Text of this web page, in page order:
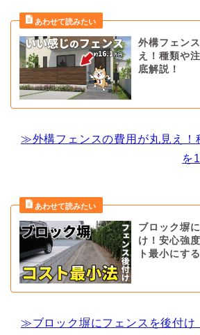
外構フェン
え！種類や
底解説！
≫外構フェンスの費用が丸見え！
を
ブロック塀
け！安心強
ト最小にす
≫ブロック塀にフェンスを後付け